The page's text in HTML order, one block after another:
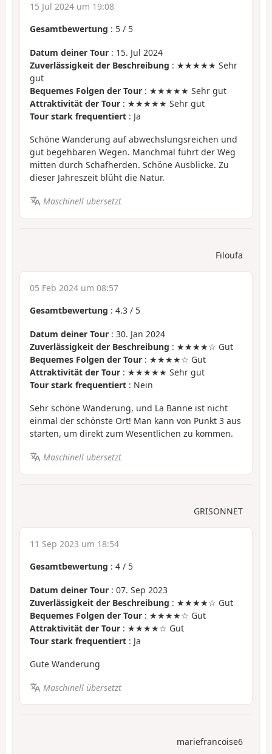
15 Jul 2024 um 19:08
Gesamtbewertung : 5 / 5
Datum deiner Tour : 15. Jul 2024
Zuverlässigkeit der Beschreibung : ★★★★★ Sehr
gut
Bequemes Folgen der Tour : ★★★★★ Sehr gut
Attraktivität der Tour : ★★★★★ Sehr gut
Tour stark frequentiert : Ja
Schöne Wanderung auf abwechslungsreichen und
gut begehbaren Wegen. Manchmal führt der Weg
mitten durch Schafherden. Schöne Ausblicke. Zu
dieser Jahreszeit blüht die Natur.
Maschinell übersetzt
Filoufa
05 Feb 2024 um 08:57
Gesamtbewertung : 4.3 / 5
Datum deiner Tour : 30. Jan 2024
Zuverlässigkeit der Beschreibung : ★★★★☆ Gut
Bequemes Folgen der Tour : ★★★★☆ Gut
Attraktivität der Tour : ★★★★★ Sehr gut
Tour stark frequentiert : Nein
Sehr schöne Wanderung, und La Banne ist nicht
einmal der schönste Ort! Man kann von Punkt 3 aus
starten, um direkt zum Wesentlichen zu kommen.
Maschinell übersetzt
GRISONNET
11 Sep 2023 um 18:54
Gesamtbewertung : 4 / 5
Datum deiner Tour : 07. Sep 2023
Zuverlässigkeit der Beschreibung : ★★★★☆ Gut
Bequemes Folgen der Tour : ★★★★☆ Gut
Attraktivität der Tour : ★★★★☆ Gut
Tour stark frequentiert : Ja
Gute Wanderung
Maschinell übersetzt
mariefrancoise6